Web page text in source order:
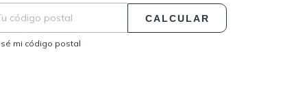
CALCULAR
sé mi código postal